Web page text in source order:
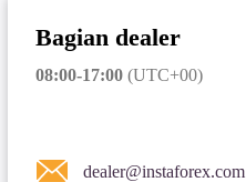
Bagian dealer
08:00-17:00(UTC+00)
dealer@instaforex.com